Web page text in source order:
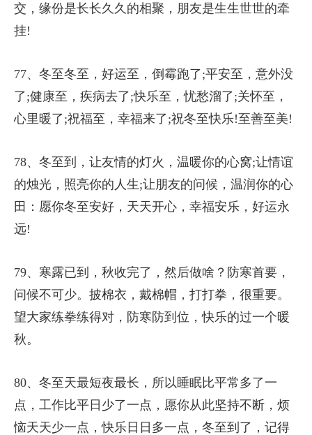
交，缘份是长长久久的相聚，朋友是生生世世的牵
挂!
77、冬至冬至，好运至，倒霉跑了;平安至，意外没
了;健康至，疾病去了;快乐至，忧愁溜了;关怀至，
心里暖了;祝福至，幸福来了;祝冬至快乐!至善至美!
78、冬至到，让友情的灯火，温暖你的心窝;让情谊
的烛光，照亮你的人生;让朋友的问候，温润你的心
田：愿你冬至安好，天天开心，幸福安乐，好运永
远!
79、寒露已到，秋收完了，然后做啥？防寒首要，
问候不可少。披棉衣，戴棉帽，打打拳，很重要。
望大家练拳练得对，防寒防到位，快乐的过一个暖
秋。
80、冬至天最短夜最长，所以睡眠比平常多了一
点，工作比平日少了一点，愿你从此坚持不断，烦
恼天天少一点，快乐日日多一点，冬至到了，记得